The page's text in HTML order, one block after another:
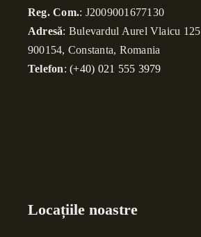
Reg. Com.: J2009001677130
Adresă: Bulevardul Aurel Vlaicu 125
900154, Constanta, Romania
Telefon:(+40) 021 555 3979
Locațiile noastre